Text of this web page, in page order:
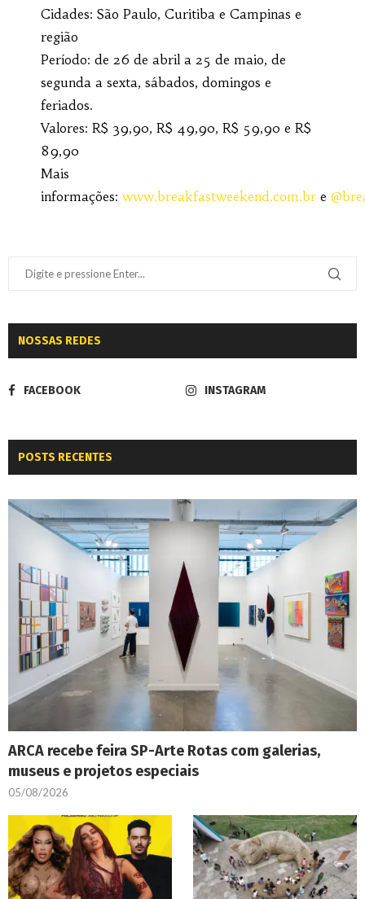
Cidades: São Paulo, Curitiba e Campinas e
região
Período: de 26 de abril a 25 de maio, de
segunda a sexta, sábados, domingos e
feriados.
Valores: R$ 39,90, R$ 49,90, R$ 59,90 e R$
89,90
Mais
informações: www.breakfastweekend.com.br e
NOSSAS REDES
FACEBOOK INSTAGRAM
POSTS RECENTES
ARCA recebe feira SP-Arte Rotas com galerias,
museus e projetos especiais
05/08/2026